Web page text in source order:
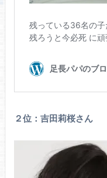
２位：吉田莉桜さん